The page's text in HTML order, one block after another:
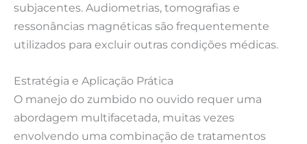
subjacentes. Audiometrias, tomografias e
ressonâncias magnéticas são frequentemente
utilizados para excluir outras condições médicas.
Estratégia e Aplicação Prática
O manejo do zumbido no ouvido requer uma
abordagem multifacetada, muitas vezes
envolvendo uma combinação de tratamentos